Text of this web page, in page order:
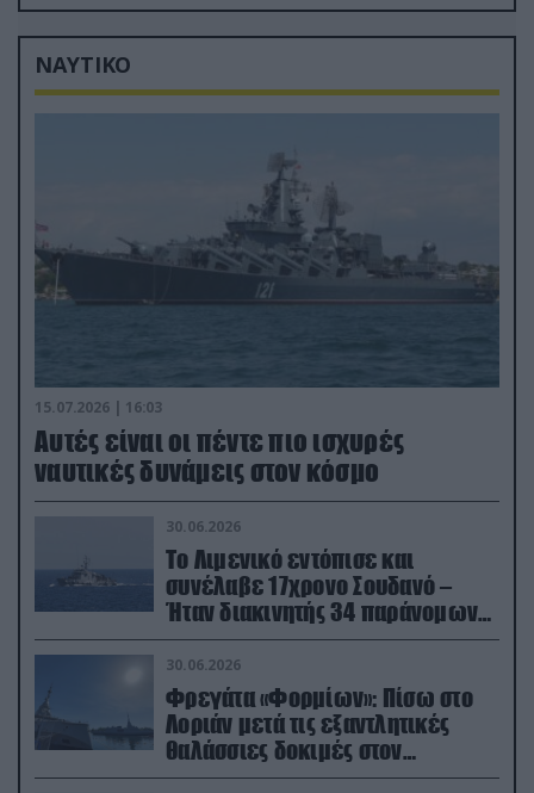
(βίντεο)
ΝΑΥΤΙΚΟ
15.07.2026 | 16:03
Aυτές είναι οι πέντε πιο ισχυρές
ναυτικές δυνάμεις στον κόσμο
30.06.2026
Το Λιμενικό εντόπισε και
συνέλαβε 17χρονο Σουδανό –
Ήταν διακινητής 34 παράνομων
μεταναστών
30.06.2026
Φρεγάτα «Φορμίων»: Πίσω στο
Λοριάν μετά τις εξαντλητικές
θαλάσσιες δοκιμές στον
απαιτητικό Βισκαϊκό